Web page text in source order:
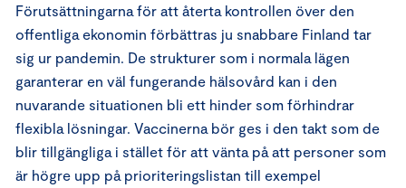
Förutsättningarna för att återta kontrollen över den
offentliga ekonomin förbättras ju snabbare Finland tar
sig ur pandemin. De strukturer som i normala lägen
garanterar en väl fungerande hälsovård kan i den
nuvarande situationen bli ett hinder som förhindrar
flexibla lösningar. Vaccinerna bör ges i den takt som de
blir tillgängliga i stället för att vänta på att personer som
är högre upp på prioriteringslistan till exempel